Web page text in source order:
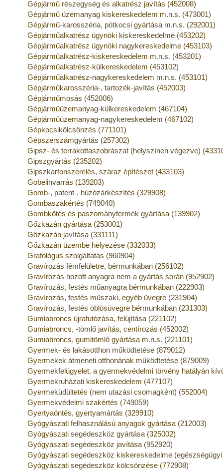
Gépjármű részegység és alkatrész javítás (452008)
Gépjármű üzemanyag kiskereskedelem m.n.s. (473001)
Gépjármű-karosszéria, pótkocsi gyártása m.n.s. (292001)
Gépjárműalkatrész ügynöki kiskereskedelme (453202)
Gépjárműalkatrész ügynöki nagykereskedelme (453103)
Gépjárműalkatrész-kiskereskedelem m.n.s. (453201)
Gépjárműalkatrész-külkereskedelem (453102)
Gépjárműalkatrész-nagykereskedelem m.n.s. (453101)
Gépjárműkarosszéria-, tartozék-javítás (452003)
Gépjárműmosás (452006)
Gépjárműüzemanyag-külkereskedelem (467104)
Gépjárműüzemanyag-nagykereskedelem (467102)
Gépkocsikölcsönzés (771101)
Gépszerszámgyártás (257302)
Gipsz- és terrakottaszobrászat (helyszínen végezve)
Gipszgyártás (235202)
Gipszkartonszerelés, száraz építészet (433103)
Gobelinvarrás (139203)
Gomb-, patent-, húzózárkészítés (329908)
Gombaszakértés (749040)
Gombkötés és paszománytermék gyártása (139902)
Gőzkazán gyártása (253001)
Gőzkazán javítása (331111)
Gőzkazán üzembe helyezése (332033)
Grafológus szolgáltatás (960904)
Gravírozás fémfelületre, bérmunkában (256102)
Gravírozás hozott anyagra nem a gyártás során (952902)
Gravírozás, festés műanyagra bérmunkában (222903)
Gravírozás, festés műszaki, egyéb üvegre (231904)
Gravírozás, festés öblösüvegre bérmunkában (231303)
Gumiabroncs újrafutózása, felújítása (221102)
Gumiabroncs, -tömlő javítás, centírozás (452002)
Gumiabroncs, gumitömlő gyártása m.n.s. (221101)
Gyermek- és lakásotthon működtetése (879012)
Gyermekek átmeneti otthonának működtetése (879009)
Gyermekfelügyelet, a gyermekvédelmi törvény hatályán
Gyermekruházati kiskereskedelem (477107)
Gyermeküdültetés (nem utazási csomagként) (552004)
Gyermekvédelmi szakértés (749059)
Gyertyaöntés, gyertyamártás (329910)
Gyógyászati felhasználású anyagok gyártása (212003)
Gyógyászati segédeszköz gyártása (325002)
Gyógyászati segédeszköz javítása (952920)
Gyógyászati segédeszköz kiskereskedelme
Gyógyászati segédeszköz kölcsönzése (772908)